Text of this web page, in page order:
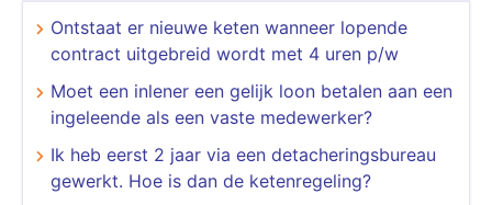
Ontstaat er nieuwe keten wanneer lopende
contract uitgebreid wordt met 4 uren p/w
Moet een inlener een gelijk loon betalen aan een
ingeleende als een vaste medewerker?
Ik heb eerst 2 jaar via een detacheringsbureau
gewerkt. Hoe is dan de ketenregeling?